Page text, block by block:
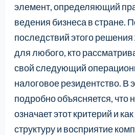
элемент, определяющий
ведения бизнеса в стране.
последствий этого
для любого, кто
свой следующий
налоговое резидентство. В
подробно объясняется, что
означает этот критерий и
структуру и восприятие